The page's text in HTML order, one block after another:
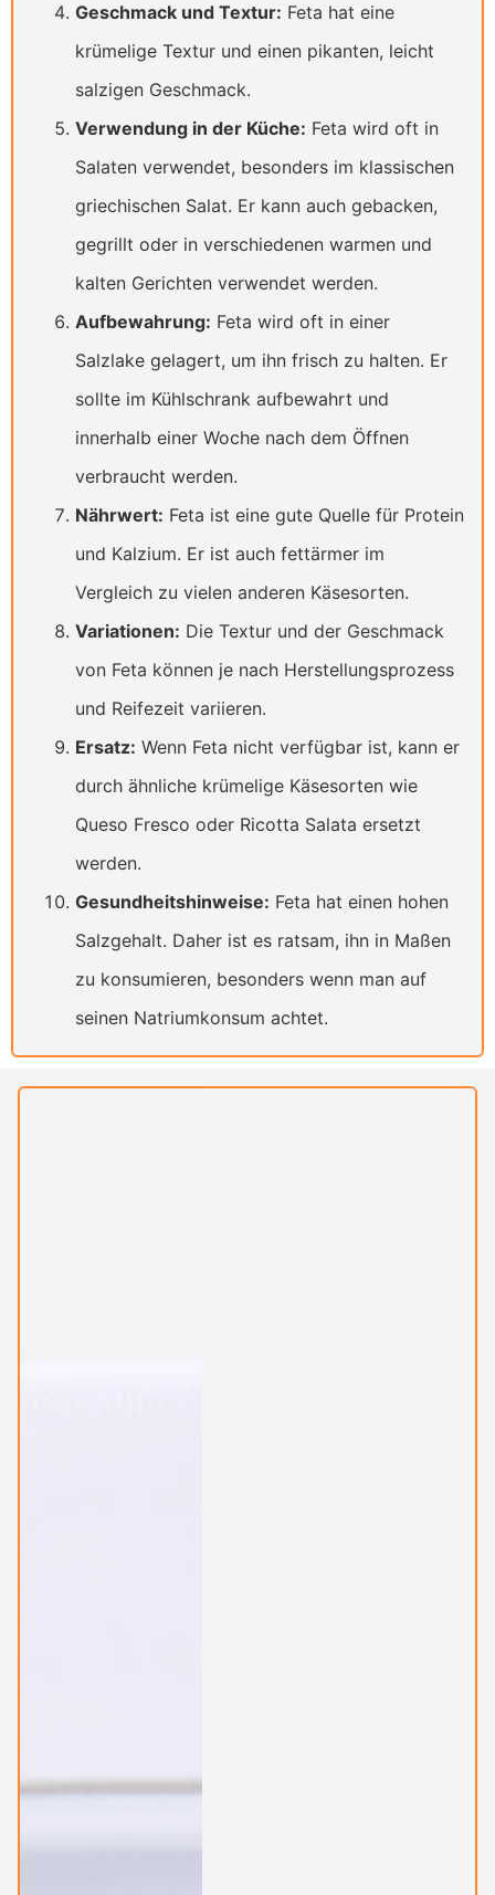
Geschmack und Textur: Feta hat eine
krümelige Textur und einen pikanten, leicht
salzigen Geschmack.
Verwendung in der Küche: Feta wird oft in
Salaten verwendet, besonders im klassischen
griechischen Salat. Er kann auch gebacken,
gegrillt oder in verschiedenen warmen und
kalten Gerichten verwendet werden.
Aufbewahrung: Feta wird oft in einer
Salzlake gelagert, um ihn frisch zu halten. Er
sollte im Kühlschrank aufbewahrt und
innerhalb einer Woche nach dem Öffnen
verbraucht werden.
Nährwert: Feta ist eine gute Quelle für Protein
und Kalzium. Er ist auch fettärmer im
Vergleich zu vielen anderen Käsesorten.
Variationen: Die Textur und der Geschmack
von Feta können je nach Herstellungsprozess
und Reifezeit variieren.
Ersatz: Wenn Feta nicht verfügbar ist, kann er
durch ähnliche krümelige Käsesorten wie
Queso Fresco oder Ricotta Salata ersetzt
werden.
Gesundheitshinweise: Feta hat einen hohen
Salzgehalt. Daher ist es ratsam, ihn in Maßen
zu konsumieren, besonders wenn man auf
seinen Natriumkonsum achtet.